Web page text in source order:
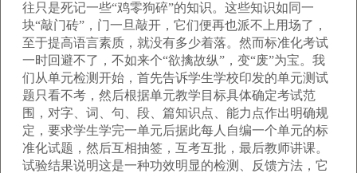
往只是死记一些“鸡零狗碎”的知识。这些知识如同一
块“敲门砖”，门一旦敲开，它们便再也派不上用场了，
至于提高语言素质，就没有多少着落。然而标准化考试
一时回避不了，不如来个“欲擒故纵”，变“废”为宝。我
们从单元检测开始，首先告诉学生学校印发的单元测试
题只看不考，然后根据单元教学目标具体确定考试范
围，对字、词、句、段、篇知识点、能力点作出明确规
定，要求学生学完一单元后据此每人自编一个单元的标
准化试题，然后互相抽签，互考互批，最后教师讲课。
试验结果说明这是一种功效明显的检测、反馈方法，它